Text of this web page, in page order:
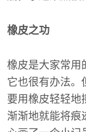
橡皮之功
橡皮是大家常用
它也很有办法。
要用橡皮轻轻地
渐渐地就能将痕